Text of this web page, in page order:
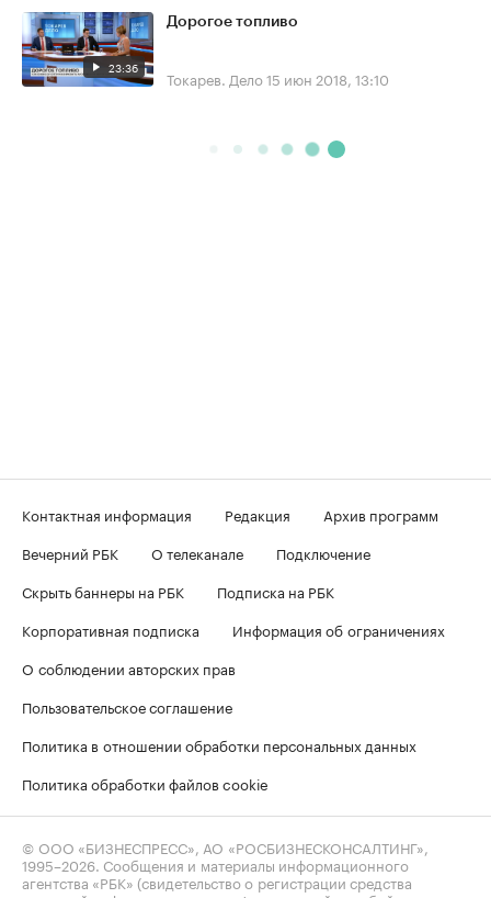
23:36
Дорогое топливо
Токарев. Дело15 июн 2018, 13:10
Контактная информация Редакция
Архив программ
Вечерний РБК
О телеканале
Подключение
Скрыть баннеры на РБК
Подписка на РБК
Корпоративная подписка
Информация об ограничениях
О соблюдении авторских прав
Пользовательское соглашение
Политика в отношении обработки персональных данных
Политика обработки файлов cookie
© ООО «БИЗНЕСПРЕСС», АО «РОСБИЗНЕСКОНСАЛТИНГ»,
1995–2026 . Сообщения и материалы информационного
агентства «РБК» (свидетельство о регистрации средства